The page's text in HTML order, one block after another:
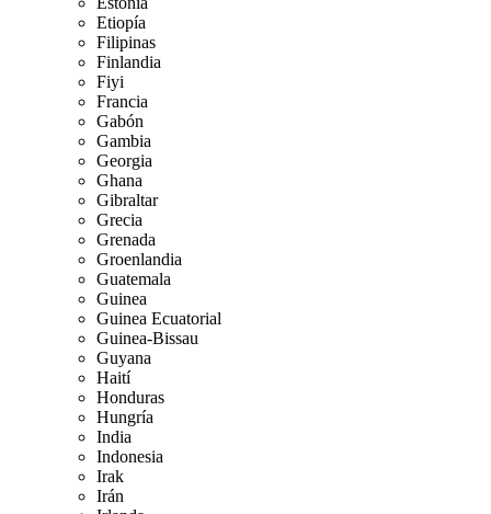
Etiopía
Filipinas
Finlandia
Fiyi
Francia
Gabón
Gambia
Georgia
Ghana
Gibraltar
Grecia
Grenada
Groenlandia
Guatemala
Guinea
Guinea Ecuatorial
Guinea-Bissau
Guyana
Haití
Honduras
Hungría
India
Indonesia
Irak
Irán